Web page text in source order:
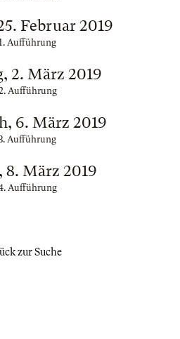
Februar 2019
Aufführung
2. März 2019
Aufführung
6. März 2019
Aufführung
8. März 2019
Aufführung
zur Suche